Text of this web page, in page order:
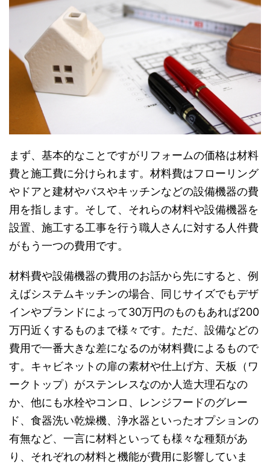
まず、基本的なことですがリフォームの価格は材料
費と施工費に分けられます。材料費はフローリング
やドアと建材やバスやキッチンなどの設備機器の費
用を指します。そして、それらの材料や設備機器を
設置、施工する工事を行う職人さんに対する人件費
がもう一つの費用です。
材料費や設備機器の費用のお話から先にすると、例
えばシステムキッチンの場合、同じサイズでもデザ
インやブランドによって30万円のものもあれば200
万円近くするものまで様々です。ただ、設備などの
費用で一番大きな差になるのが材料費によるもので
す。キャビネットの扉の素材や仕上げ方、天板（ワ
ークトップ）がステンレスなのか人造大理石なの
か、他にも水栓やコンロ、レンジフードのグレー
ド、食器洗い乾燥機、浄水器といったオプションの
有無など、一言に材料といっても様々な種類があ
り、それぞれの材料と機能が費用に影響していま